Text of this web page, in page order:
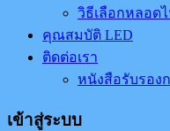
วิธีเลือกหลอด
คุณสมบัติ LED
ติดต่อเรา
หนังสือรับรอง
เข้าสู่ระบบ